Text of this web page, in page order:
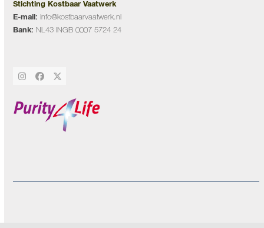
Stichting Kostbaar Vaatwerk
E-mail: info@kostbaarvaatwerk.nl
Bank: NL43 INGB 0007 5724 24
Instagram
Facebook
Twitter